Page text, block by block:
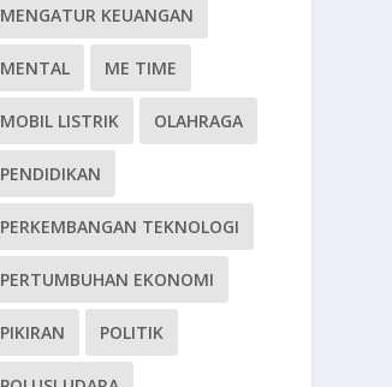
MENGATUR KEUANGAN
MENTAL ME TIME
MOBIL LISTRIK OLAHRAGA
PENDIDIKAN
PERKEMBANGAN TEKNOLOGI
PERTUMBUHAN EKONOMI
PIKIRAN POLITIK